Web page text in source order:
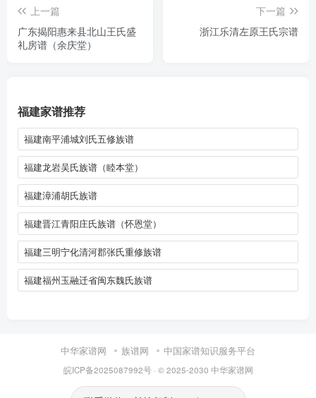
上一篇
广东揭阳惠来县北山王氏盛
礼房谱（余庆堂）
下一篇
浙江乐清左原王氏宗谱
福建家谱推荐
福建南平浦城刘氏五修族谱
福建龙岩吴氏族谱（睦本堂）
福建漳浦胡氏族谱
福建晋江青阳庄氏族谱（怀恩堂）
福建三明宁化清河郡张氏重修族谱
福建福州玉融迁省闽东魏氏族谱
中华家谱网 族谱网 中国家谱知识服务平台
皖ICP备2025087992号· © 2025-2030 中华家谱网